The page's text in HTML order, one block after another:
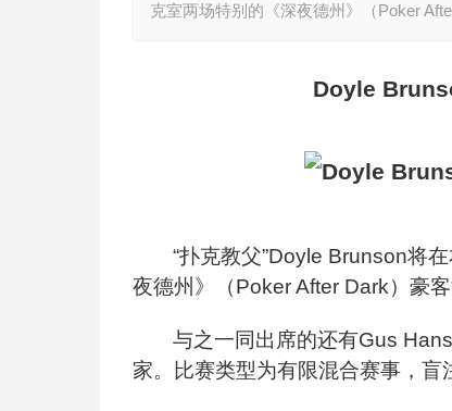
克室两场特别的《深夜德州》（Poker
Doyle
“扑克教父”Doyle Brunson将在
夜德州》（Poker After Dark）豪
与之一同出席的还有Gus
家。比赛类型为有限混合赛事，盲